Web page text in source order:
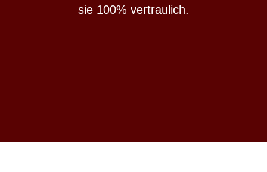
sie 100% vertraulich.